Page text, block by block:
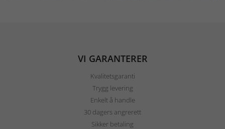
VI GARANTERER
Kvalitetsgaranti
Trygg levering
Enkelt å handle
30 dagers angrerett
Sikker betaling